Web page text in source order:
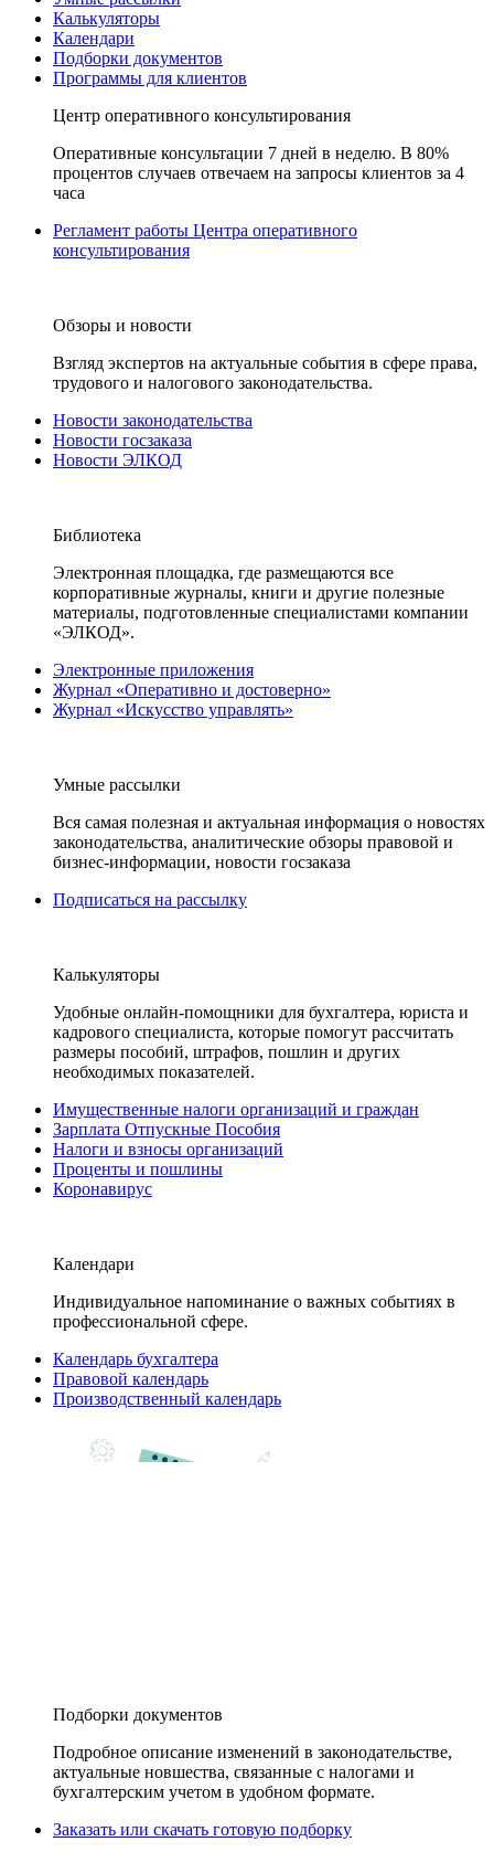
Калькуляторы
Календари
Подборки документов
Программы для клиентов
Центр оперативного консультирования
Оперативные консультации 7 дней в неделю. В 80%
процентов случаев отвечаем на запросы клиентов за 4
часа
Регламент работы Центра оперативного
консультирования
Обзоры и новости
Взгляд экспертов на актуальные события в сфере права,
трудового и налогового законодательства.
Новости законодательства
Новости госзаказа
Новости ЭЛКОД
Библиотека
Электронная площадка, где размещаются все
корпоративные журналы, книги и другие полезные
материалы, подготовленные специалистами компании
«ЭЛКОД».
Электронные приложения
Журнал «Оперативно и достоверно»
Журнал «Искусство управлять»
Умные рассылки
Вся самая полезная и актуальная информация о новостях
законодательства, аналитические обзоры правовой и
бизнес-информации, новости госзаказа
Подписаться на рассылку
Калькуляторы
Удобные онлайн-помощники для бухгалтера, юриста и
кадрового специалиста, которые помогут рассчитать
размеры пособий, штрафов, пошлин и других
необходимых показателей.
Имущественные налоги организаций и граждан
Зарплата Отпускные Пособия
Налоги и взносы организаций
Проценты и пошлины
Коронавирус
Календари
Индивидуальное напоминание о важных событиях в
профессиональной сфере.
Календарь бухгалтера
Правовой календарь
Производственный календарь
Подборки документов
Подробное описание изменений в законодательстве,
актуальные новшества, связанные с налогами и
бухгалтерским учетом в удобном формате.
Заказать или скачать готовую подборку